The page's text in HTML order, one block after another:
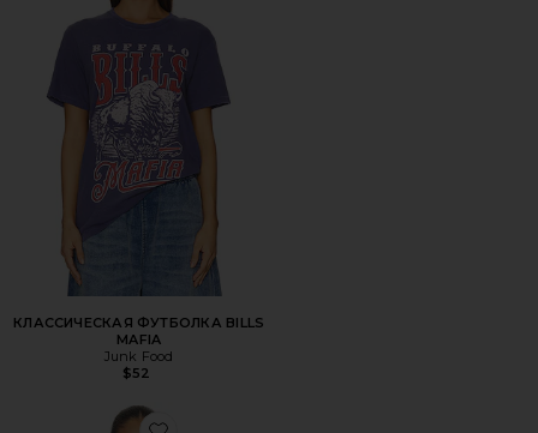
КЛАССИЧЕСКАЯ ФУТБОЛКА BILLS
MAFIA
Junk Food
$52